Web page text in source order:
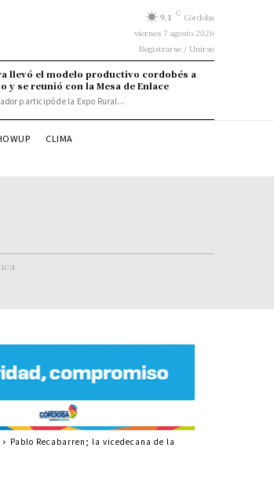
9.1 C Córdoba
viernes 7 agosto 2026
Registrarse / Unirse
llevó el modelo productivo cordobés a
y se reunió con la Mesa de Enlace
participó de la Expo Rural...
CLIMA
Pablo Recabarren; la vicedecana de la